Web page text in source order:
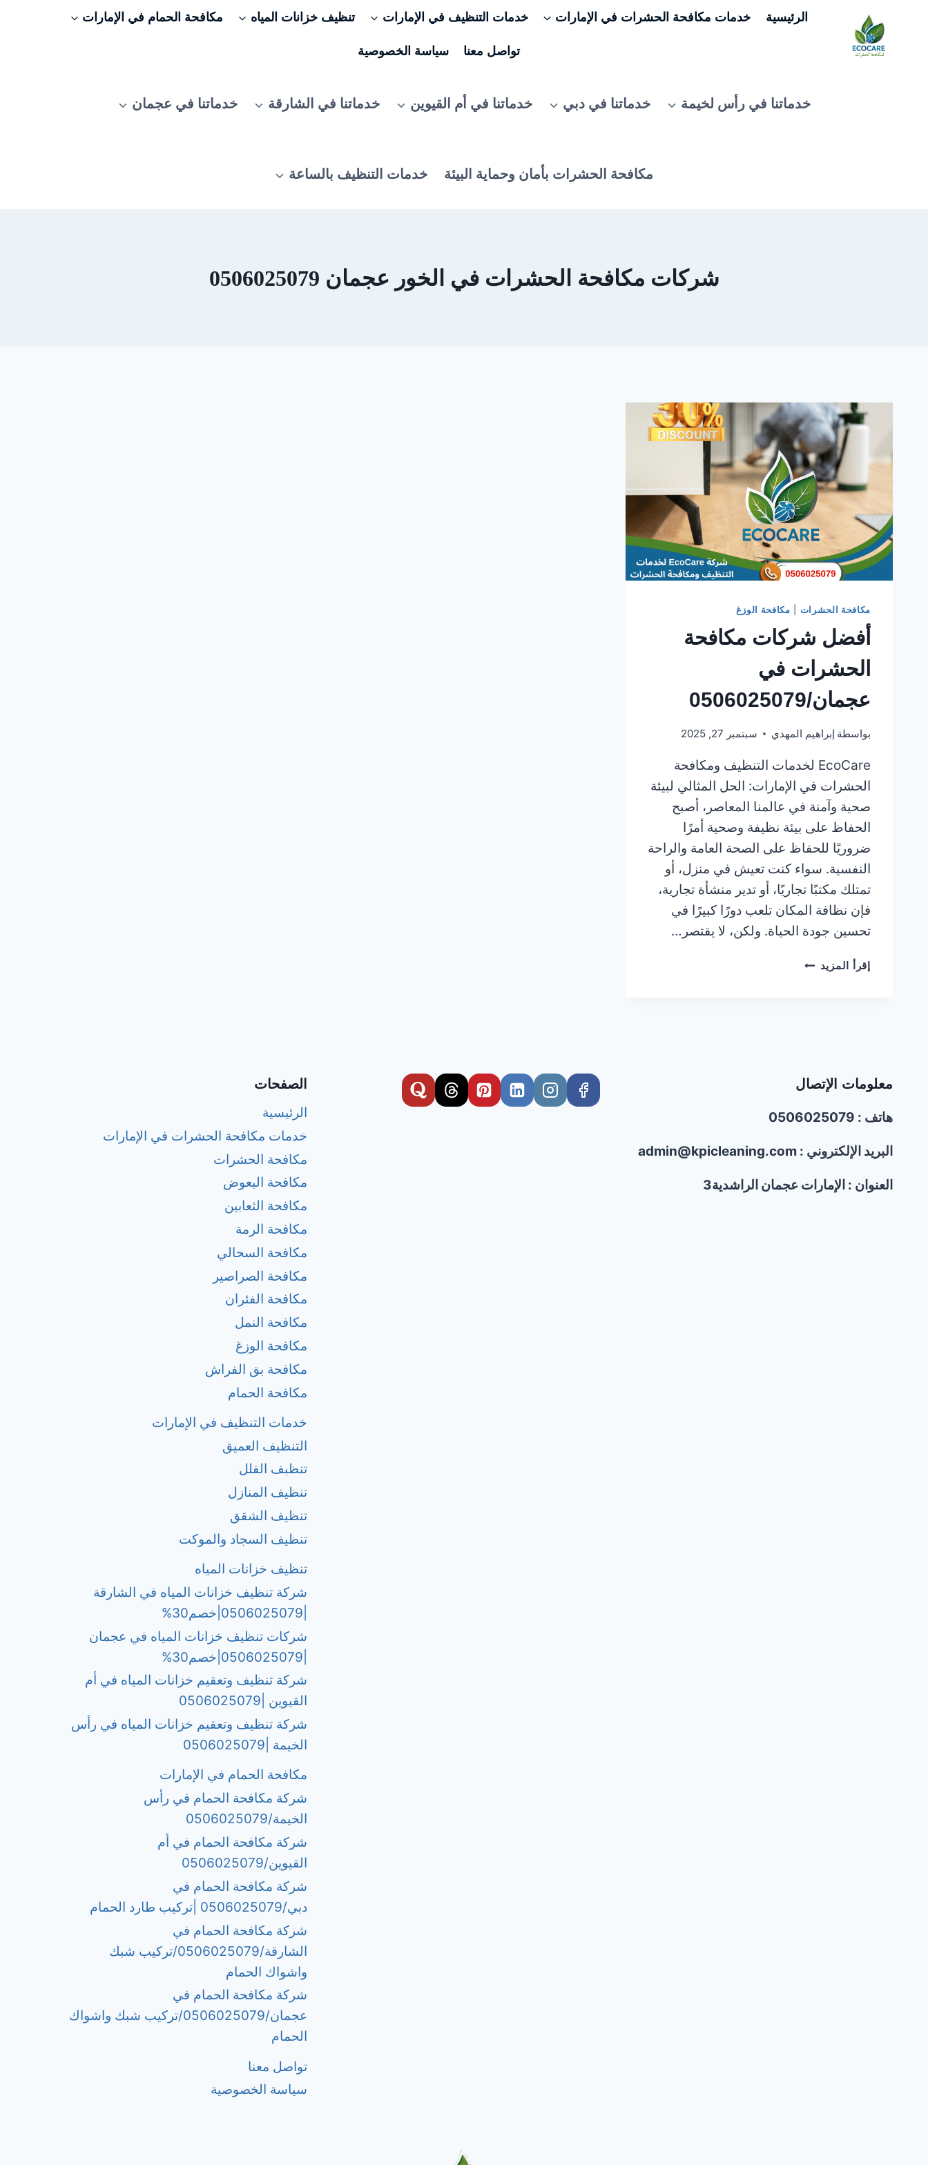
المحتوى
الرئيسية خدمات مكافحة الحشرات في الإمارات خدمات التنظيف في الإمارات تنظيف خزانات المياه مكافحة الحمام في الإمارات
تواصل معنا سياسة الخصوصية
خدماتنا في رأس لخيمة خدماتنا في دبي خدماتنا في أم القيوين خدماتنا في الشارقة خدماتنا في عجمان
مكافحة الحشرات بأمان وحماية البيئة خدمات التنظيف بالساعة
شركات مكافحة الحشرات في الخور عجمان 0506025079
مكافحة الحشرات مكافحة الوزغ
أفضل شركات مكافحة
الحشرات في
عجمان/0506025079
بواسطة إبراهيم المهدي سبتمبر 27, 2025
EcoCare لخدمات التنظيف ومكافحة
الحشرات في الإمارات: الحل المثالي لبيئة
صحية وآمنة في عالمنا المعاصر، أصبح
الحفاظ على بيئة نظيفة وصحية أمرًا
ضروريًا للحفاظ على الصحة العامة والراحة
النفسية. سواء كنت تعيش في منزل، أو
تمتلك مكتبًا تجاريًا، أو تدير منشأة تجارية،
فإن نظافة المكان تلعب دورًا كبيرًا في
تحسين جودة الحياة. ولكن، لا يقتصر…
إقرأ المزيد أفضل
معلومات الإتصال
هاتف : 0506025079
البريد الإلكتروني : admin@kpicleaning.com
العنوان : الإمارات عجمان الراشدية3
الصفحات
الرئيسية
خدمات مكافحة الحشرات في الإمارات
مكافحة الحشرات
مكافحة البعوض
مكافحة الثعابين
مكافحة الرمة
مكافحة السحالي
مكافحة الصراصير
مكافحة الفئران
مكافحة النمل
مكافحة الوزغ
مكافحة بق الفراش
مكافحة الحمام
خدمات التنظيف في الإمارات
التنظيف العميق
تنظبف الفلل
تنظيف المنازل
تنظيف الشقق
تنظيف السجاد والموكت
تنظيف خزانات المياه
شركة تنظيف خزانات المياه في الشارقة
شركات تنظيف خزانات المياه في عجمان
شركة تنظيف وتعقيم خزانات المياه في أم
القيوين |0506025079
شركة تنظيف وتعقيم خزانات المياه في رأس
الخيمة |0506025079
مكافحة الحمام في الإمارات
شركة مكافحة الحمام في رأس
الخيمة/0506025079
شركة مكافحة الحمام في أم
القيوين/0506025079
شركة مكافحة الحمام في
دبي/0506025079 |تركيب طارد الحمام
شركة مكافحة الحمام في
الشارقة/0506025079/تركيب شبك
واشواك الحمام
شركة مكافحة الحمام في
عجمان/0506025079/تركيب شبك واشواك
الحمام
تواصل معنا
سياسة الخصوصية